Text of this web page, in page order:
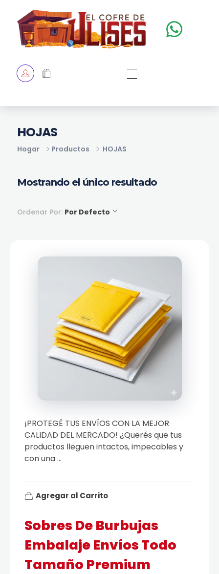
TIENDA
Hogar Productos HOJAS
HOJAS
Mostrando el único resultado
Ordenar Por: Por Defecto
Sobres De Burbujas
Embalaje Envíos Todo
Tamaño Premium
¡PROTEGÉ TUS ENVÍOS CON LA MEJOR
CALIDAD DEL MERCADO! ¿Querés que tus
productos lleguen intactos, impecables y
con una ...
Agregar al Carrito